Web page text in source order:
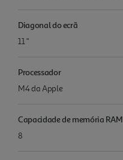
Diagonal do ecrã
11 "
Processador
M4 da Apple
Capacidade de memória RAM
8